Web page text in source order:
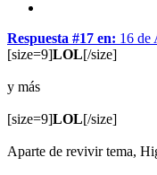
Respuesta #17 en: 16 de
[size=9]LOL[/size]
y más
[size=9]LOL[/size]
Aparte de revivir tema,